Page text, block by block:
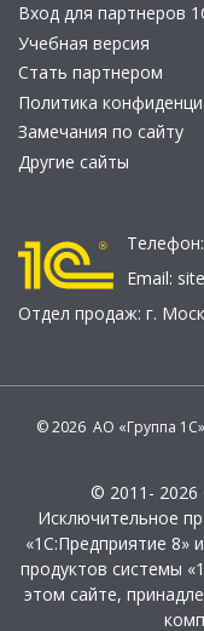
Вход для партнеров
Учебная версия
Стать партнером
Политика
Замечания по сайту
Другие сайты
Телефон:
Email:
Отдел продаж: г.
© 2026 АО «Группа
© 2011-
Исключительное
«1С:Предприятие 8»
продуктов системы
этом сайте,